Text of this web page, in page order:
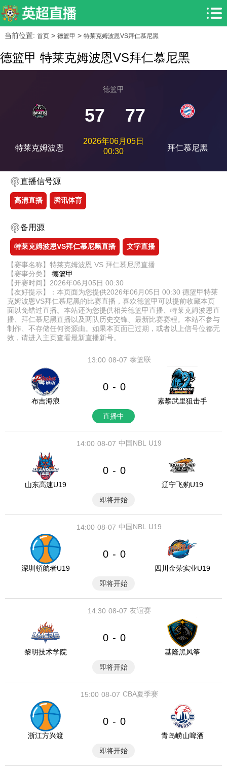
当前位置: 首页> 德篮甲 > 特莱克姆波恩VS拜仁慕尼黑
德篮甲 特莱克姆波恩VS拜仁慕尼黑
特莱克姆波恩
德篮甲
57 77
2026年06月05日
00:30
拜仁慕尼黑
直播信号源
高清直播 腾讯体育
备用源
特莱克姆波恩VS拜仁慕尼黑直播 文字直播
【赛事名称】特莱克姆波恩 VS 拜仁慕尼黑直播
【赛事分类】 德篮甲
【开赛时间】2026年06月05日 00:30
【友好提示】：本页面为您提供2026年06月05日 00:30 德篮甲特莱
克姆波恩VS拜仁慕尼黑的比赛直播，喜欢德篮甲可以提前收藏本页
面以免错过直播。本站还为您提供相关德篮甲直播、特莱克姆波恩直
播、拜仁慕尼黑直播以及两队历史交锋、最新比赛赛程。本站不参与
制作、不存储任何资源由。如果本页面已过期，或者以上信号位都无
效，请进入主页查看最新直播新号。
08-07
13:00 泰篮联
布吉海浪
0 - 0
素攀武里狙击手
直播中
08-07
14:00 中国NBL U19
山东高速U19
0 - 0
辽宁飞豹U19
即将开始
08-07
14:00 中国NBL U19
深圳領航者U19
0 - 0
四川金荣实业U19
即将开始
08-07
14:30 友谊赛
黎明技术学院
0 - 0
基隆黑风筝
即将开始
08-07
15:00 CBA夏季赛
浙江方兴渡
0 - 0
青岛崂山啤酒
即将开始